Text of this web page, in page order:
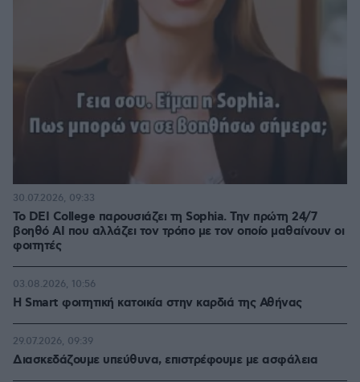
Το DEI College παρουσιάζει τη Sophia. Την πρώτη 24/7
βοηθό AI που αλλάζει τον τρόπο με τον οποίο μαθαίνουν οι
φοιτητές
30.07.2026, 09:33
Η Smart φοιτητική κατοικία στην καρδιά της Αθήνας
03.08.2026, 10:56
Διασκεδάζουμε υπεύθυνα, επιστρέφουμε με ασφάλεια
29.07.2026, 09:39